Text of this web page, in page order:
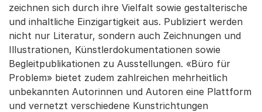
zeichnen sich durch ihre Vielfalt sowie gestalterische
und inhaltliche Einzigartigkeit aus. Publiziert werden
nicht nur Literatur, sondern auch Zeichnungen und
Illustrationen, Künstlerdokumentationen sowie
Begleitpublikationen zu Ausstellungen. «Büro für
Problem» bietet zudem zahlreichen mehrheitlich
unbekannten Autorinnen und Autoren eine Plattform
und vernetzt verschiedene Kunstrichtungen